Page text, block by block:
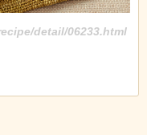
detail/06233.html